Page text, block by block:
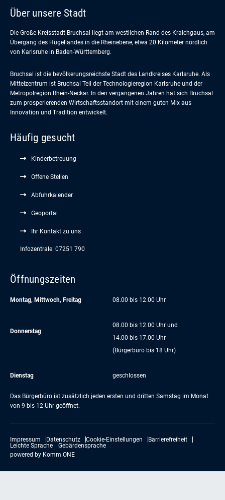
Über unsere Stadt
Die Große Kreisstadt Bruchsal liegt am westlichen Rand des Kraichgaus, am
Übergang des Hügellandes in die Rheinebene, etwa 20 Kilometer nördlich
von Karlsruhe in Baden-Württemberg.
Bruchsal ist die bevölkerungsreichste Stadt des Landkreises Karlsruhe. Als
Mittelzentrum ist Bruchsal Teil der Technologieregion Karlsruhe und der
Metropolregion Rhein-Neckar. In den vergangenen Jahren hat sich Bruchsal
zum prosperierenden Wirtschaftsstandort mit einem guten Mix aus
Innovation und Tradition entwickelt.
Häufig gesucht
Kinderbetreuung
Offene Stellen
Abfuhrkalender
Geoportal
Ihr Kontakt zu uns
Infozentrale: 07251 790
Öffnungszeiten
Montag, Mittwoch, Freitag 08.00 bis 12.00 Uhr
Donnerstag
08.00 bis 12.00 Uhr und
14.00 bis 17.00 Uhr
(Bürgerbüro bis 18 Uhr)
Dienstag geschlossen
Das Bürgerbüro ist zusätzlich jeden ersten und dritten Samstag im Monat
von 9 bis 12 Uhr geöffnet.
Impressum Datenschutz Cookie-Einstellungen
Barrierefreiheit
Leichte Sprache
Gebärdensprache
powered by Komm.ONE